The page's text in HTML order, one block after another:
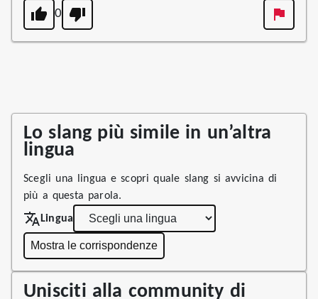
0
Lo slang più simile in un’altra
lingua
Scegli una lingua e scopri quale slang si avvicina di
più a questa parola.
Lingua
Mostra le corrispondenze
Unisciti alla community di